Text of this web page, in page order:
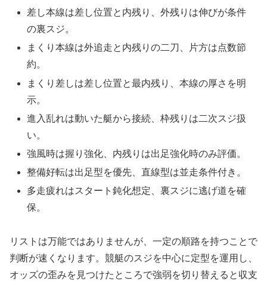
差し本線は差し位置と内残り、外残りは伸びが条件
の裏スジ。
まくり本線は外追走と内残りの二刀、片方は点数節
約。
まくり差しは差し位置と最内残り、本線の厚さを明
示。
進入乱れは動いた艇から接続、枠残りは二次スジ扱
い。
強風時は握り強化、内残りは出足強化時のみ評価。
整備好転は出足型を優先、直線型は並走条件付き。
多走疲れはスタート鈍化想定、裏スジに逃げ道を確
保。
リストは万能ではありませんが、一定の順路を持つことで
判断が速くなります。競艇のスジを中心に定型を運用し、
オッズの歪みを見つけたところで強弱を切り替えると収支